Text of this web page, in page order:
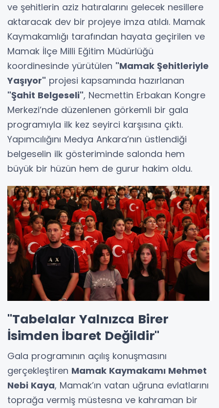
ve şehitlerin aziz hatıralarını gelecek nesillere
aktaracak dev bir projeye imza atıldı. Mamak
Kaymakamlığı tarafından hayata geçirilen ve
Mamak İlçe Milli Eğitim Müdürlüğü
koordinesinde yürütülen "Mamak Şehitleriyle
Yaşıyor" projesi kapsamında hazırlanan
"Şahit Belgeseli", Necmettin Erbakan Kongre
Merkezi’nde düzenlenen görkemli bir gala
programıyla ilk kez seyirci karşısına çıktı.
Yapımcılığını Medya Ankara’nın üstlendiği
belgeselin ilk gösteriminde salonda hem
büyük bir hüzün hem de gurur hakim oldu.
"Tabelalar Yalnızca Birer
İsimden İbaret Değildir"
Gala programının açılış konuşmasını
gerçekleştiren Mamak Kaymakamı Mehmet
Nebi Kaya, Mamak’ın vatan uğruna evlatlarını
toprağa vermiş müstesna ve kahraman bir